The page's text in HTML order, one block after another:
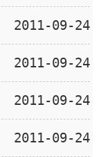
2011-09-24
2011-09-24
2011-09-24
2011-09-24